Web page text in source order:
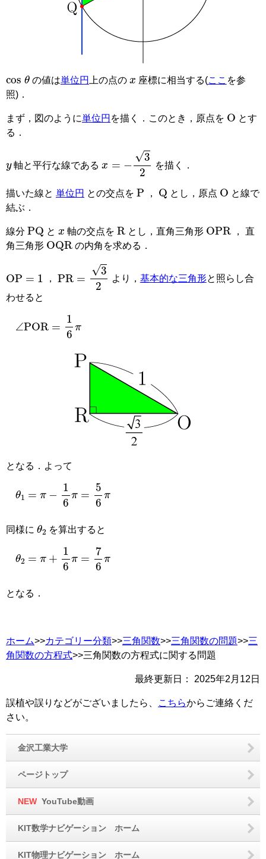
θ
の値は単位円 上の点の 座標に相当する(ここ を参
照)．
まず，図のように単位円 を描く．このとき，原点を
O
とす
る．
軸と平行な線である を描く．
描いた線と 単位円 との交点を
P
，
Q
とし，原点
O
と線で
結ぶ．
線分
PQ
と 軸の交点を
R
とし，直角三角形
OPR
， 直
角三角形
OQR
の内角を求める．
OP
，
PR 2
より， 基本的な三角形と照らし合
わせると
∠POR 6π
となる．よって
θ π π
同様に
θ
を算出すると
θ 1 π π
となる．
ホーム>>カテゴリー分類>>三角関数>>三角関数の問題>>三
角関数の方程式>>三角関数の方程式に関する問題
最終更新日： 2025年2月12日
誤植や誤りなどがございましたら、 こちらからご連絡くだ
さい。
金沢工業大学
ページトップ
NEW YouTube動画
KIT数学ナビゲーション ホーム
KIT物理ナビゲーション ホーム